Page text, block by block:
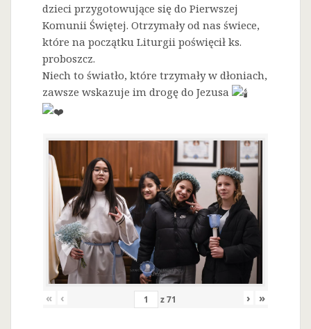
dzieci przygotowujące się do Pierwszej
Komunii Świętej. Otrzymały od nas świece,
które na początku Liturgii poświęcił ks.
proboszcz.
Niech to światło, które trzymały w dłoniach,
zawsze wskazuje im drogę do Jezusa
« ‹ z71 › »